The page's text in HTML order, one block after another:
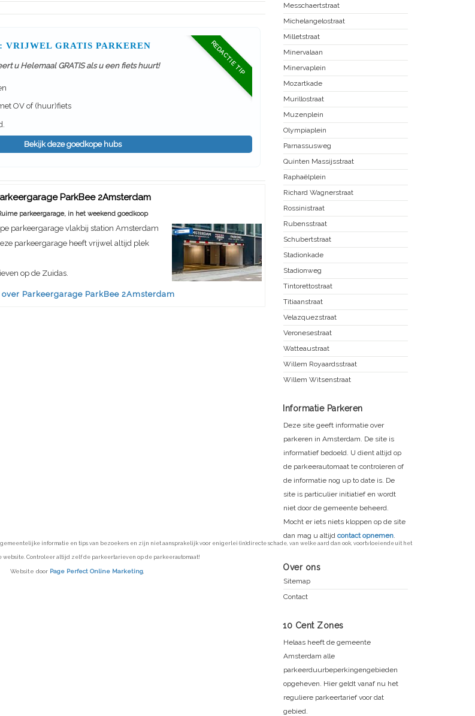
REDACTIE TIP
VRIJWEL GRATIS PARKEREN
u Helemaal GRATIS als u een fiets huurt!
OV of (huur)fiets
Bekijk deze goedkope hubs
ParkBee 2Amsterdam
parkeergarage, in het weekend goedkoop
parkeergarage vlakbij station Amsterdam
parkeergarage heeft vrijwel altijd plek
op de Zuidas.
over Parkeergarage ParkBee 2Amsterdam
Messchaertstraat
Michelangelostraat
Milletstraat
Minervalaan
Minervaplein
Mozartkade
Murillostraat
Muzenplein
Olympiaplein
Parnassusweg
Quinten Massijsstraat
Raphaëlplein
Richard Wagnerstraat
Rossinistraat
Rubensstraat
Schubertstraat
Stadionkade
Stadionweg
Tintorettostraat
Titiaanstraat
Velazquezstraat
Veronesestraat
Watteaustraat
Willem Royaardsstraat
Willem Witsenstraat
Informatie Parkeren
Deze site geeft informatie over
parkeren in Amsterdam. De site is
informatief bedoeld. U dient altijd op
de parkeerautomaat te controleren of
de informatie nog up to date is. De
site is particulier initiatief en wordt
niet door de gemeente beheerd.
Mocht er iets niets kloppen op de site
dan mag u altijd contact opnemen.
Over ons
Sitemap
Contact
10 Cent Zones
Helaas heeft de gemeente
Amsterdam alle
parkeerduurbeperkingengebieden
opgeheven. Hier geldt vanaf nu het
reguliere parkeertarief voor dat
gebied.
informatie en tips van bezoekers en zijn niet aansprakelijk voor enigerlei (in)directe schade, van welke aard dan ook, voortvloeiende uit het
website. Controleer altijd zelf de parkeertarieven op de parkeerautomaat!
Website door Page Perfect Online Marketing,